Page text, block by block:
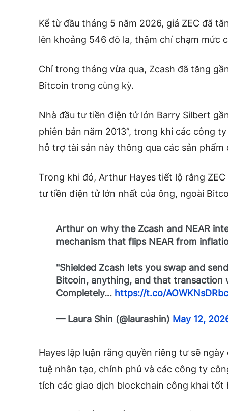
Kể từ đầu tháng 5 năm 2026, giá ZEC đã
lên khoảng 546 đô la, thậm chí chạm mức
Chỉ trong tháng vừa qua, Zcash đã tăng
Bitcoin trong cùng kỳ.
Nhà đầu tư tiền điện tử lớn Barry Silbert
phiên bản năm 2013”, trong khi các công
hỗ trợ tài sản này thông qua các sản
Trong khi đó, Arthur Hayes tiết lộ rằng
tư tiền điện tử lớn nhất của ông, ngoài
Arthur on why the Zcash and NEAR
mechanism that flips NEAR from
"Shielded Zcash lets you swap and
Bitcoin, anything, and that transaction
Completely… https://t.co/
— Laura Shin (@laurashin) May 12,
Hayes lập luận rằng quyền riêng tư sẽ
tuệ nhân tạo, chính phủ và các công ty
tích các giao dịch blockchain công khai tốt